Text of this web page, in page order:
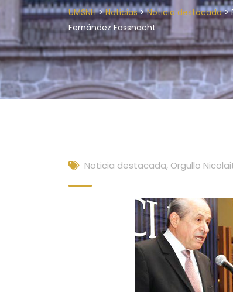
UMSNH>Noticias>Noticia destacada>
Fernández Fassnacht
Noticia destacada, Orgullo